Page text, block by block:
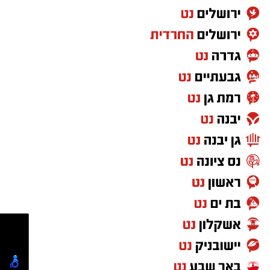
יו''ר הצלה דרום הרב מיכאל שוורץ: "התרמת הדם
באשדוד הפכה כבר למסורת חשובה, ובכל פעם
מחדש תושבי אשדוד באים בהמוניהם לתרום דם
ולהציל חיים". "הזכות המיוחדת של ההתרמה
הגדולה הזו שייכת להנהלת סניף אשדוד - גן יבנה
בהצלה דרום אשר יחד עם המתנדבים היקרים
אירגנו את ההתרמה ותיפעלו אותה במשך כל